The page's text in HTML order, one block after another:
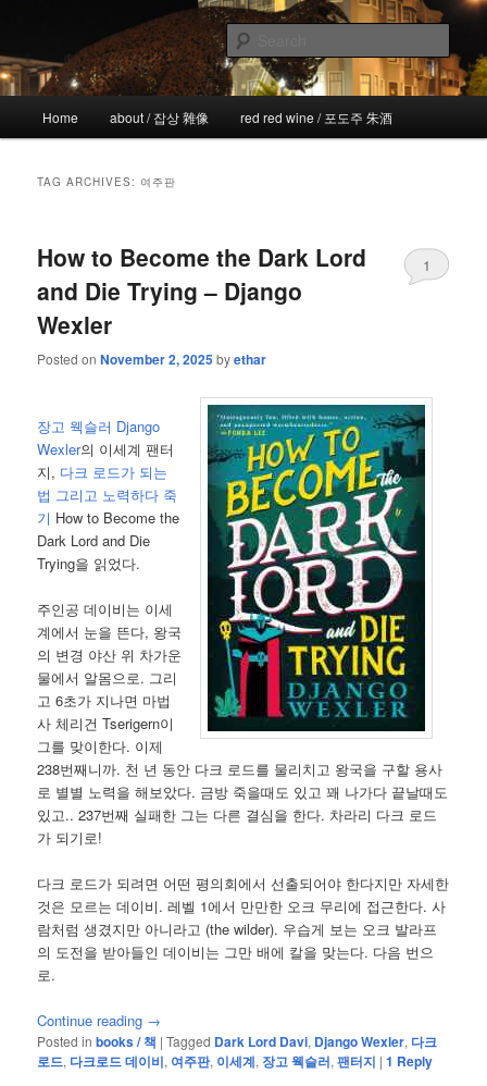
primary
content
secondary
content!wicked
the more I see the less I know
Home about / 잡상 雜像 red red wine / 포도주 朱酒
TAG ARCHIVES: 여주판
How to Become the Dark Lord
and Die Trying – Django
Wexler
Posted onNovember 2, 2025 byethar
1
장고 웩슬러 Django
Wexler의 이세계 팬터
지, 다크 로드가 되는
법 그리고 노력하다 죽
기 How to Become the
Dark Lord and Die
Trying을 읽었다.
주인공 데이비는 이세
계에서 눈을 뜬다, 왕국
의 변경 야산 위 차가운
물에서 알몸으로. 그리
고 6초가 지나면 마법
사 체리건 Tserigern이
그를 맞이한다. 이제
238번째니까. 천 년 동안 다크 로드를 물리치고 왕국을 구할 용사
로 별별 노력을 해보았다. 금방 죽을때도 있고 꽤 나가다 끝날때도
있고.. 237번째 실패한 그는 다른 결심을 한다. 차라리 다크 로드
가 되기로!
다크 로드가 되려면 어떤 평의회에서 선출되어야 한다지만 자세한
것은 모르는 데이비. 레벨 1에서 만만한 오크 무리에 접근한다. 사
람처럼 생겼지만 아니라고 (the wilder). 우습게 보는 오크 발라프
의 도전을 받아들인 데이비는 그만 배에 칼을 맞는다. 다음 번으
로.
Continue reading →
Posted in books / 책 |Tagged Dark Lord Davi, Django Wexler, 다크
로드, 다크로드 데이비, 여주판, 이세계, 장고 웩슬러,팬터지 |1 Reply